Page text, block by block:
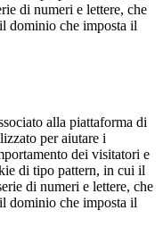
di numeri e lettere, che
dominio che imposta il
alla piattaforma di
per aiutare i
dei visitatori e
di tipo pattern, in cui il
di numeri e lettere, che
dominio che imposta il